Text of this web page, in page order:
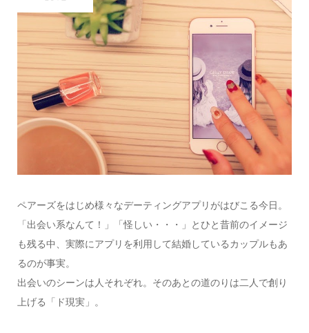
ペアーズをはじめ様々なデーティングアプリがはびこる今日。
「出会い系なんて！」「怪しい・・・」とひと昔前のイメージ
も残る中、実際にアプリを利用して結婚しているカップルもあ
るのが事実。
出会いのシーンは人それぞれ。そのあとの道のりは二人で創り
上げる「ド現実」。